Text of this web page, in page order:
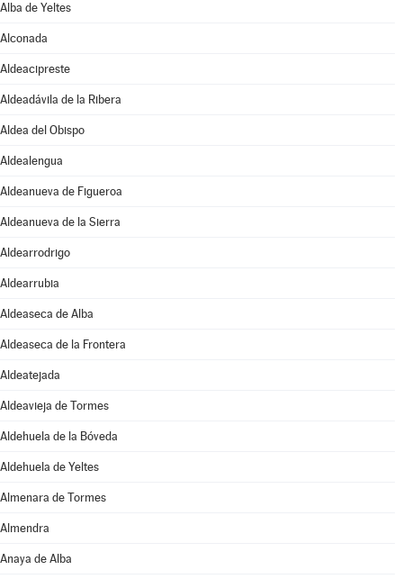
Alba de Yeltes
Alconada
Aldeacipreste
Aldeadávila de la Ribera
Aldea del Obispo
Aldealengua
Aldeanueva de Figueroa
Aldeanueva de la Sierra
Aldearrodrigo
Aldearrubia
Aldeaseca de Alba
Aldeaseca de la Frontera
Aldeatejada
Aldeavieja de Tormes
Aldehuela de la Bóveda
Aldehuela de Yeltes
Almenara de Tormes
Almendra
Anaya de Alba